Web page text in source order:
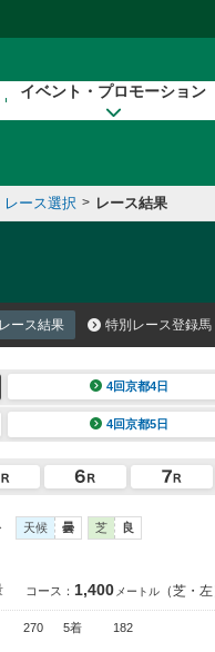
イベント・プロモーション
レース選択 > レース結果
レース結果 特別レース登録馬
4回京都4日
4回京都5日
天候 曇 芝 良
コース： 1,400 メートル （芝・左
270 5着
182